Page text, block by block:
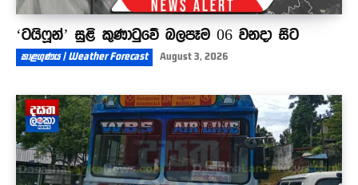
‘ටයිෆූන්’ සුළි කුණාටුවේ බලපෑම 06 වනදා සිට
කාළගුණය | Weather Forecast August 3, 2026